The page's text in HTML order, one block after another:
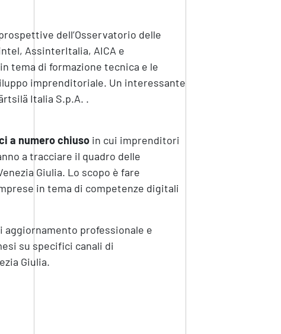
dell’Osservatorio delle
AssinterItalia, AICA e
tema di formazione tecnica e le
imprenditoriale. Un interessante
Italia S.p.A. .
a numero chiusoin cui imprenditori
a tracciare il quadro delle
Giulia. Lo scopo è fare
in tema di competenze digitali
professionale e
su specifici canali di
Giulia.